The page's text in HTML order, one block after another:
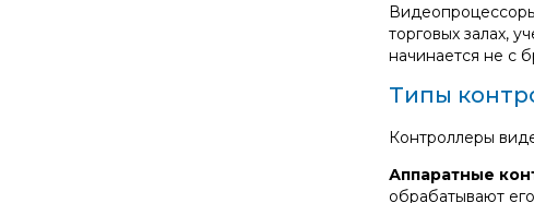
торговых залах,
начинается не с
Типы
Контроллеры
Аппаратные
обрабатывают